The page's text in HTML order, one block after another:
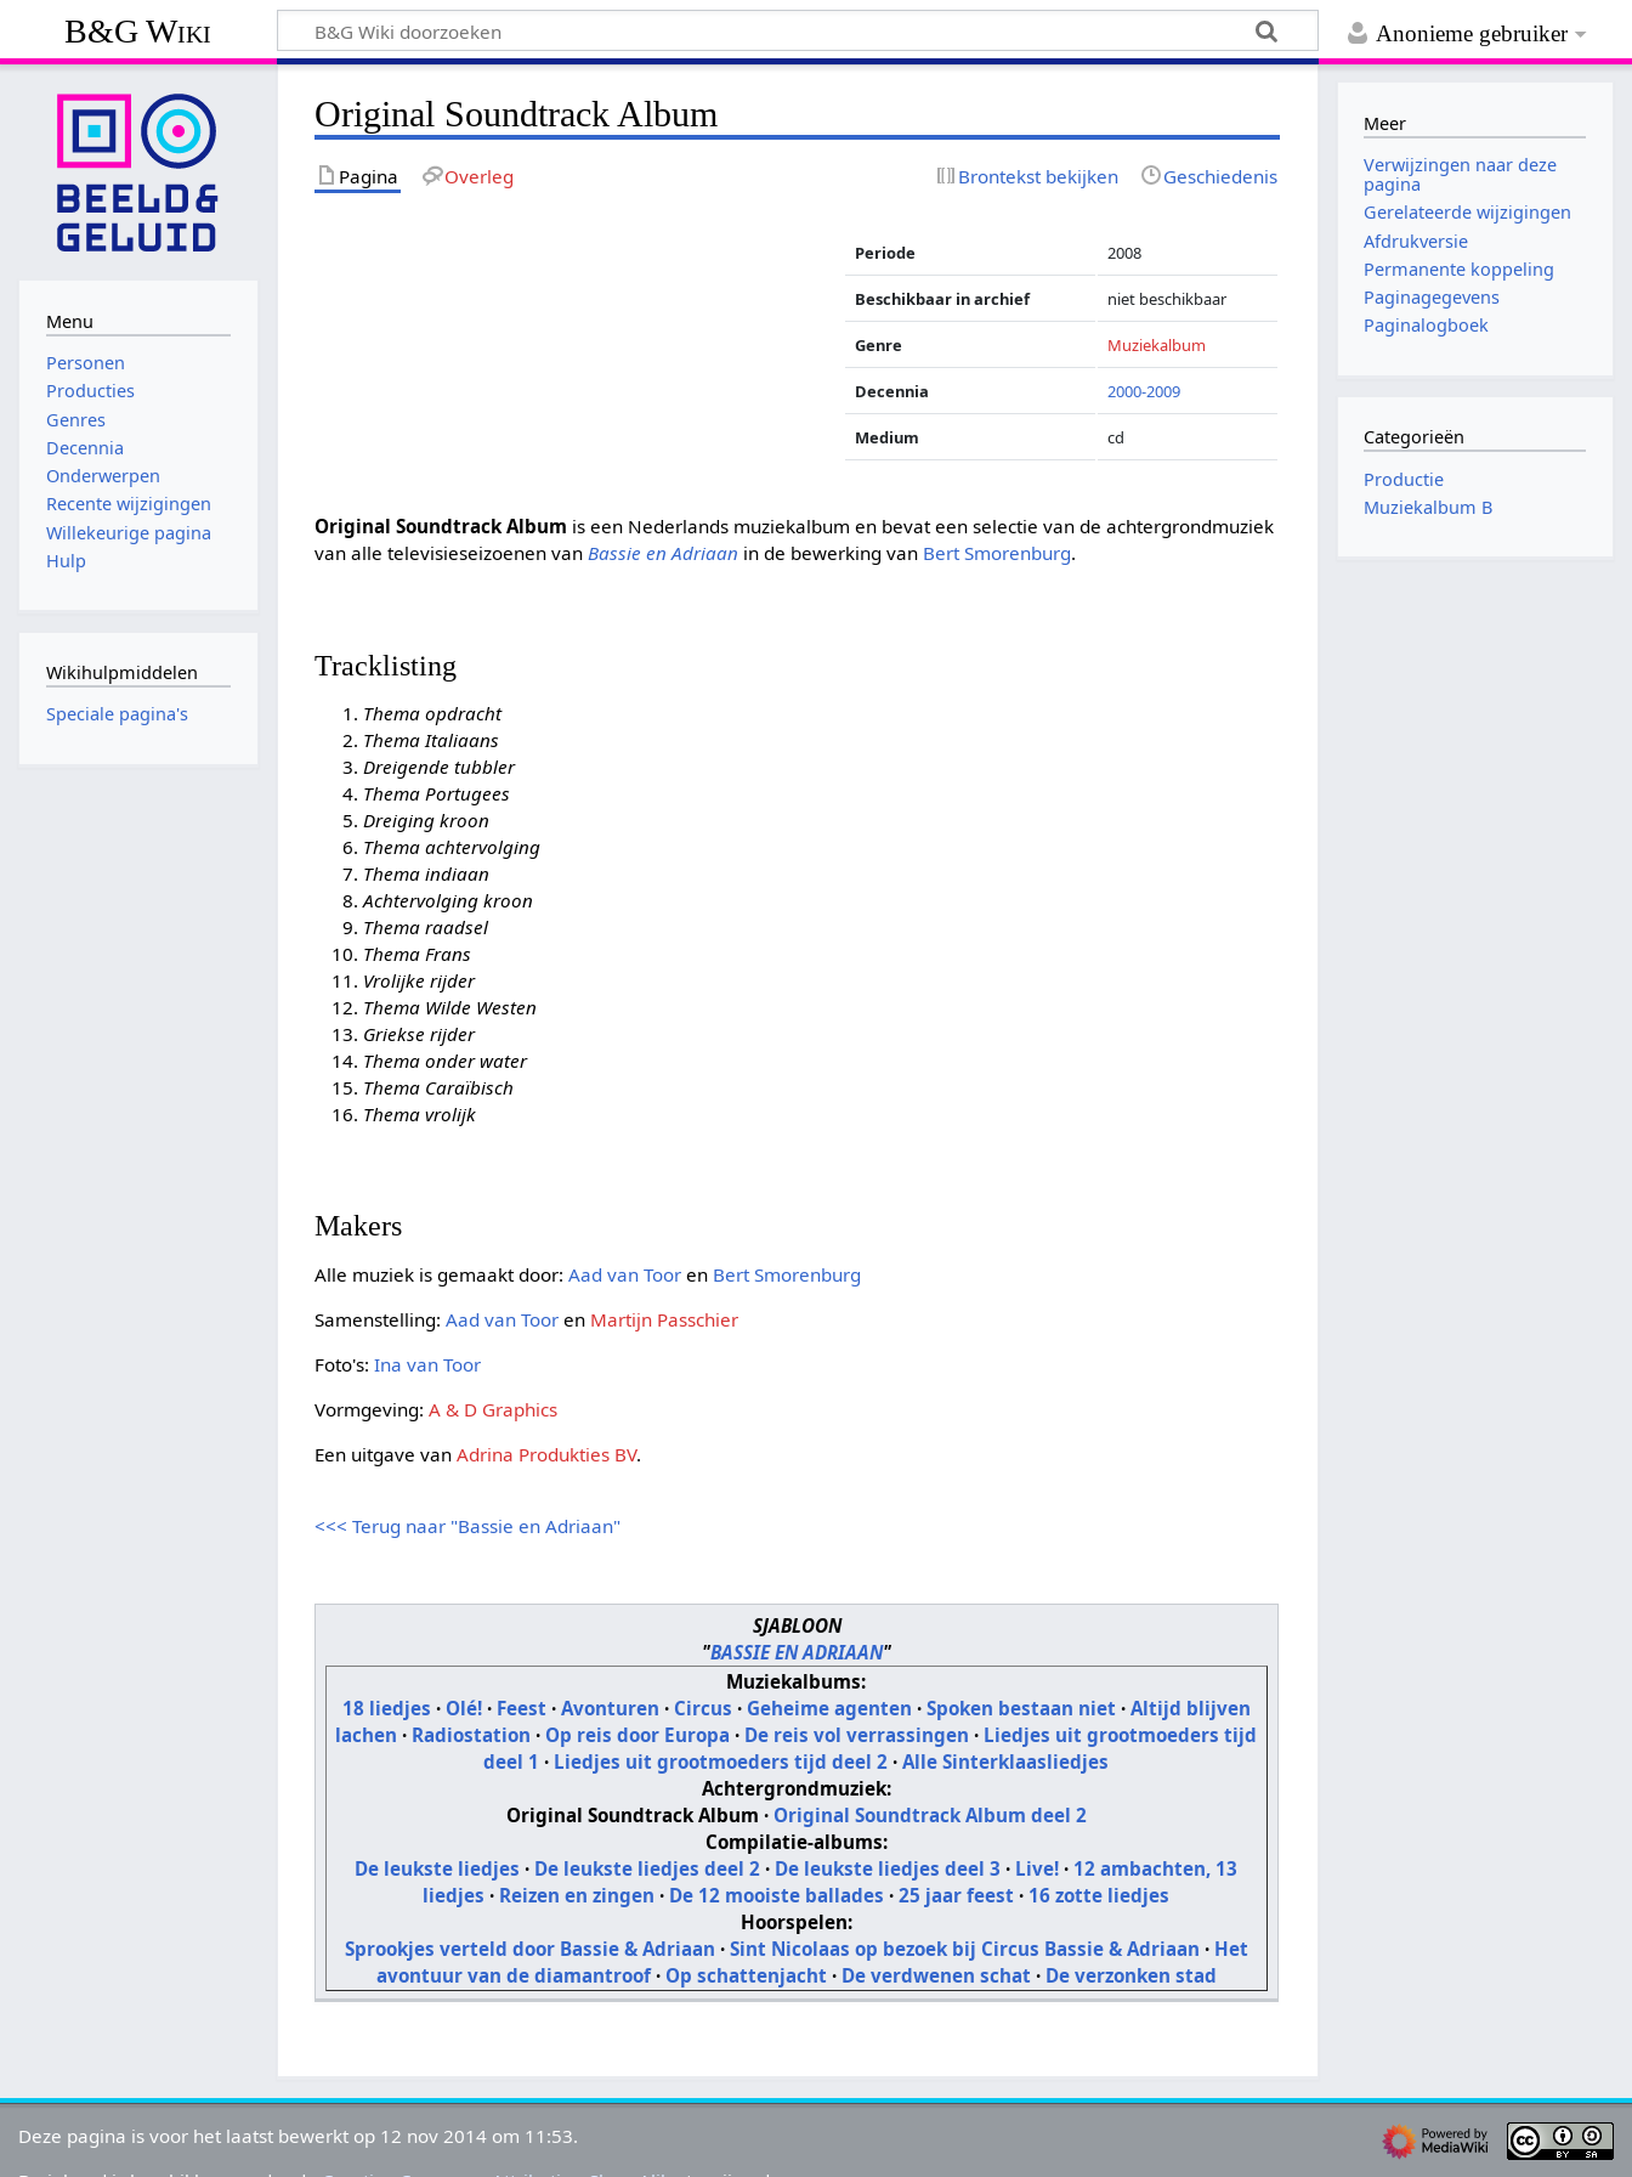
Anonieme gebruiker
B&G Wiki
Original Soundtrack Album
Pagina Overleg Brontekst bekijken Geschiedenis
Periode 2008
Beschikbaar in archief niet beschikbaar
Genre Muziekalbum
Decennia 2000-2009
Medium cd
Original Soundtrack Album is een Nederlands muziekalbum en bevat een selectie van de achtergrondmuziek
van alle televisieseizoenen van Bassie en Adriaan in de bewerking van Bert Smorenburg.
Tracklisting
Thema opdracht
Thema Italiaans
Dreigende tubbler
Thema Portugees
Dreiging kroon
Thema achtervolging
Thema indiaan
Achtervolging kroon
Thema raadsel
Thema Frans
Vrolijke rijder
Thema Wilde Westen
Griekse rijder
Thema onder water
Thema Caraïbisch
Thema vrolijk
Makers
Alle muziek is gemaakt door:Aad van Toor en Bert Smorenburg
Samenstelling:Aad van Toor en Martijn Passchier
Foto's:Ina van Toor
Vormgeving:A & D Graphics
Een uitgave vanAdrina Produkties BV.
<<< Terug naar "Bassie en Adriaan"
SJABLOON
"BASSIE EN ADRIAAN"
Muziekalbums:
18 liedjes · Olé!· Feest · Avonturen · Circus · Geheime agenten · Spoken bestaan niet · Altijd blijven
lachen · Radiostation · Op reis door Europa · De reis vol verrassingen· Liedjes uit grootmoeders tijd
deel 1 · Liedjes uit grootmoeders tijd deel 2 ·Alle Sinterklaasliedjes
Achtergrondmuziek:
Original Soundtrack Album · Original Soundtrack Album deel 2
Compilatie-albums:
De leukste liedjes · De leukste liedjes deel 2 · De leukste liedjes deel 3 · Live! · 12 ambachten, 13
liedjes · Reizen en zingen · De 12 mooiste ballades ·25 jaar feest· 16 zotte liedjes
Hoorspelen:
Sprookjes verteld door Bassie & Adriaan · Sint Nicolaas op bezoek bij Circus Bassie & Adriaan · Het
avontuur van de diamantroof· Op schattenjacht · De verdwenen schat · De verzonken stad
Menu
Personen
Producties
Genres
Decennia
Onderwerpen
Recente wijzigingen
Willekeurige pagina
Hulp
Wikihulpmiddelen
Speciale pagina's
Meer
Verwijzingen naar deze
pagina
Gerelateerde wijzigingen
Afdrukversie
Permanente koppeling
Paginagegevens
Paginalogboek
Categorieën
Productie
Muziekalbum B
Deze pagina is voor het laatst bewerkt op 12 nov 2014 om 11:53.